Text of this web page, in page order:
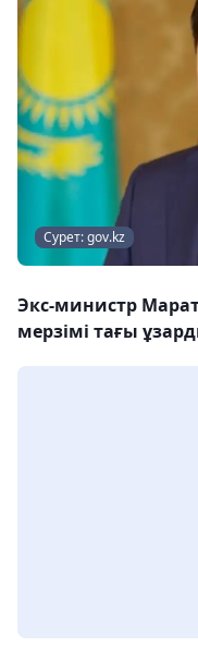
Сурет: gov.kz
Экс-министр
мерзімі тағы